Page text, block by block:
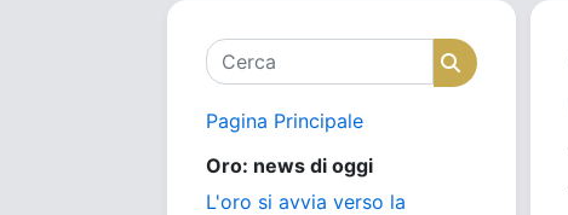
Cerca Cerca
Pagina Principale
Oro: news di oggi
L'oro si avvia verso la